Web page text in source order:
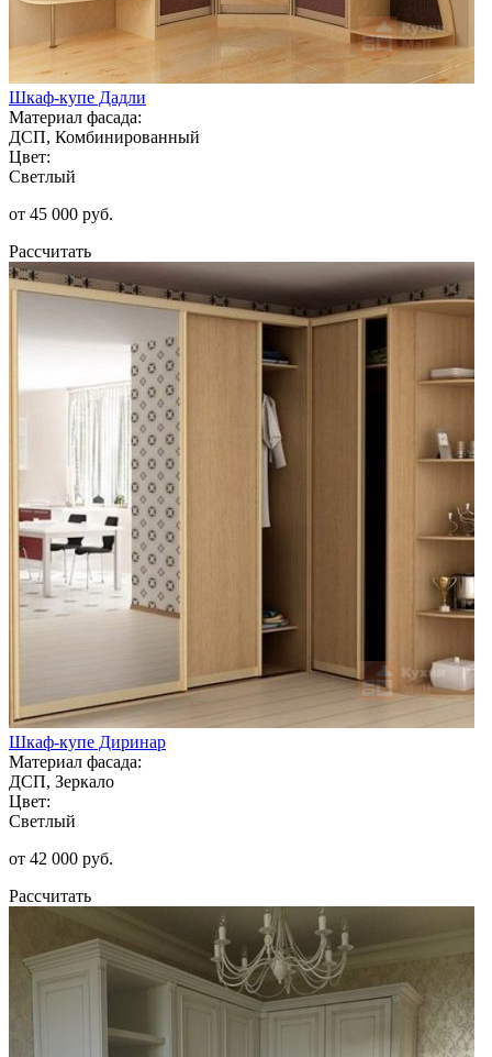
Шкаф-купе Дадли
Материал фасада:
ДСП, Комбинированный
Цвет:
Светлый
от 45 000 руб.
Рассчитать
Шкаф-купе Диринар
Материал фасада:
ДСП, Зеркало
Цвет:
Светлый
от 42 000 руб.
Рассчитать